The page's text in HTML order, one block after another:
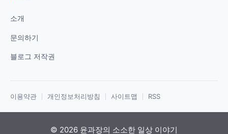
소개
문의하기
블로그 저작권
이용약관 개인정보처리방침 사이트맵 RSS
© 2026 윤과장의 소소한 일상 이야기